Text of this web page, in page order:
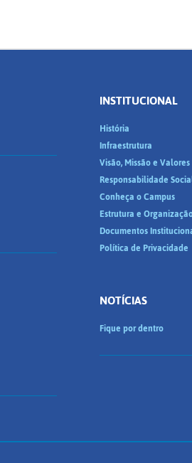
INSTITUCIONAL
História
Infraestrutura
Visão, Missão e Valores
Responsabilidade
Conheça o Campus
Estrutura e
Documentos
Política de Privacidade
NOTÍCIAS
Fique por dentro